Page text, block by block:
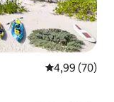
Gemiddelde
4,99 (70)